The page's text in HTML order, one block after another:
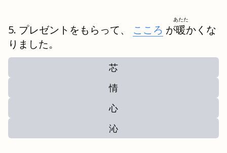
プレゼントをもらって、 こころ が暖
あたた
かくな
りました。
芯
情
心
沁